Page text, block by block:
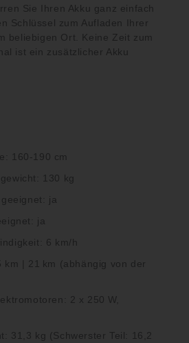
Sie Ihren Akku ganz einfach
Schlüssel zum Aufladen Ihrer
beliebigen Ort. Keine Zeit zum
ist ein zusätzlicher Akku
160-190 cm
130 kg
ja
ja
6 km/h
km | 21 km (abhängig von der
2 x 250 W,
31,3 kg (Schwerster Teil: 16,2